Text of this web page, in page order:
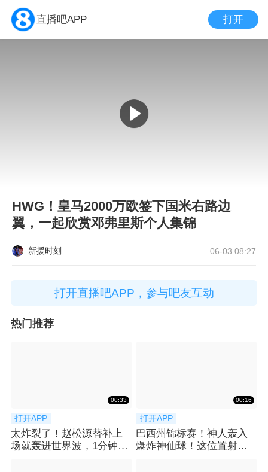
直播吧APP 打开
HWG！皇马2000万欧签下国米右路边
翼，一起欣赏邓弗里斯个人集锦
新援时刻 06-03 08:27
打开直播吧APP，参与吧友互动
热门推荐
00:33
打开APP
太炸裂了！赵松源替补上
场就轰进世界波，1分钟2
00:16
打开APP
巴西州锦标赛！神人轰入
爆炸神仙球！这位置射门